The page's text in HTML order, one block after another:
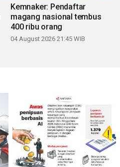
Kemnaker: Pendaftar
magang nasional tembus
400 ribu orang
04 August 2026 21:45 WIB